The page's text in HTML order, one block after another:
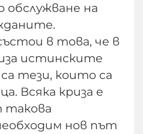
обслужване на
в това, че в
истинските
тези, които са
Всяка криза е
такова
нов път